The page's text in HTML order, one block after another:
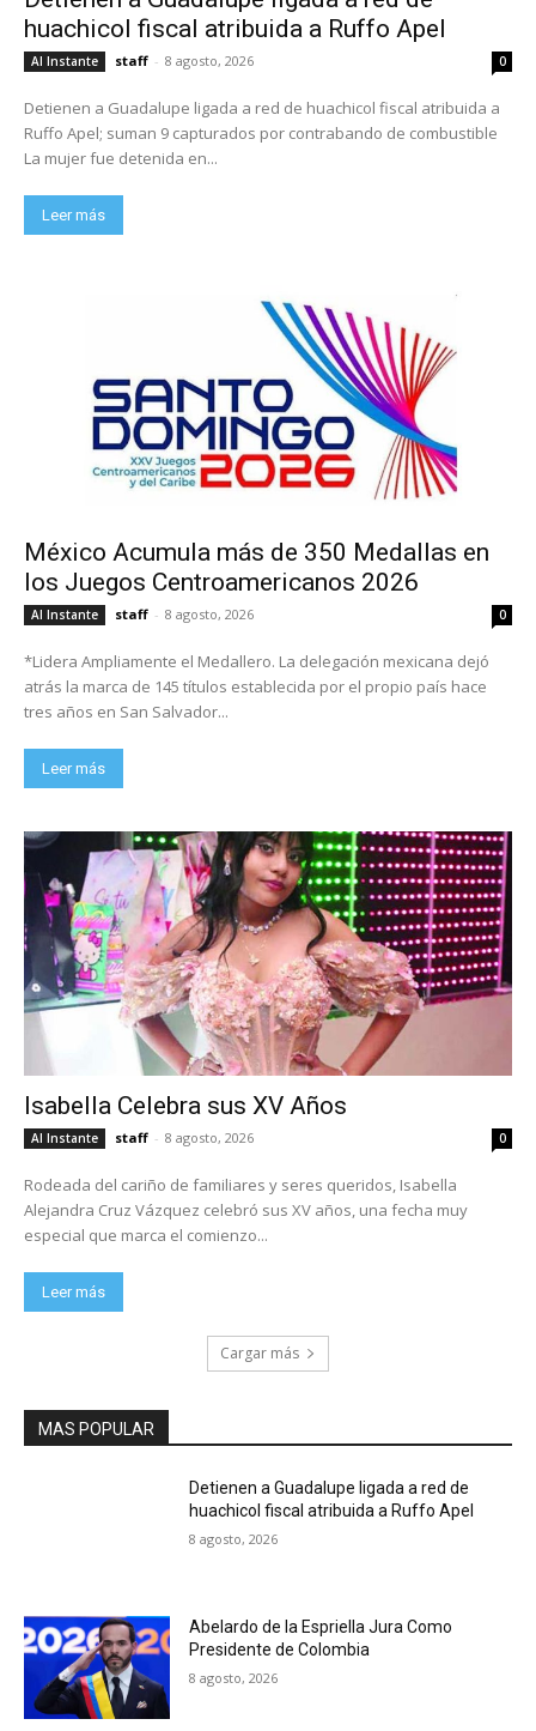
huachicol fiscal atribuida a Ruffo Apel
Al Instante staff - 8 agosto, 2026 0
Detienen a Guadalupe ligada a red de huachicol fiscal atribuida a
Ruffo Apel; suman 9 capturados por contrabando de combustible
La mujer fue detenida en...
Leer más
México Acumula más de 350 Medallas en
los Juegos Centroamericanos 2026
Al Instante staff - 8 agosto, 2026 0
*Lidera Ampliamente el Medallero. La delegación mexicana dejó
atrás la marca de 145 títulos establecida por el propio país hace
tres años en San Salvador...
Leer más
Isabella Celebra sus XV Años
Al Instante staff - 8 agosto, 2026 0
Rodeada del cariño de familiares y seres queridos, Isabella
Alejandra Cruz Vázquez celebró sus XV años, una fecha muy
especial que marca el comienzo...
Leer más
Cargar más
MAS POPULAR
Detienen a Guadalupe ligada a red de
huachicol fiscal atribuida a Ruffo Apel
8 agosto, 2026
Abelardo de la Espriella Jura Como
Presidente de Colombia
8 agosto, 2026